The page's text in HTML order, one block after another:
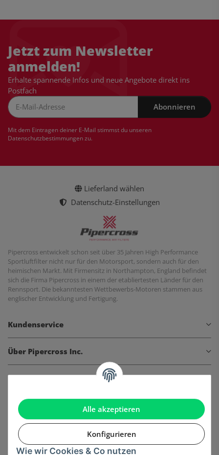
Alle akzeptieren
Konfigurieren
Wie wir Cookies & Co nutzen
Jetzt zum Newsletter
anmelden!
Erhalte spannende Infos und neue Angebote direkt ins
Postfach
Abonnieren
Mit dem Eintragen deiner E-Mail stimmst du unseren
Datenschutzbestimmungenzu.
Lieferland wählen
Datenschutz-Einstellungen
Pipercross entwickelt schon seit über 35 Jahren High Performance
Sportluftfilter nicht nur für den Motorsport, sondern auch für den
heimischen Markt. Mit Firmensitz in Northampton, England befindet
sich die Firma Pipercross in einem der etabliertesten Länder für den
Rennsport. Die bekanntesten Wettbewerbs-Motoren stammen aus
englischer Entwicklung und Fertigung.
Kundenservice
Über Pipercross Inc.
Informationen
Gesetzliche Informationen